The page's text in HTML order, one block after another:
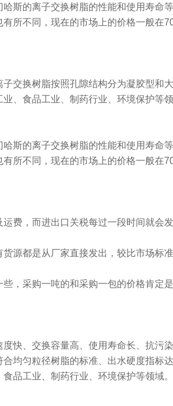
斯的离子交换树脂的性能和使用寿命
所不同，现在的市场上的价格一般在
交换树脂按照孔隙结构分为凝胶型和
、食品工业、制药行业、环境保护等领
斯的离子交换树脂的性能和使用寿命
所不同，现在的市场上的价格一般在
费，而进出口关税每过一段时间就会
源都是从厂家直接发出，较比市场标
，采购一吨的和采购一包的价格肯定
快、交换容量高、使用寿命长、抗污染
均匀粒径树脂的标准、出水硬度指标
品工业、制药行业、环境保护等领域。